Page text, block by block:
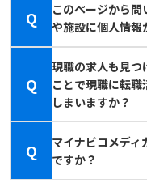
Q
このページから
や施設に個人情報
Q
現職の求人も見つ
ことで現職に転
しまいますか？
Q
マイナビコメデ
ですか？